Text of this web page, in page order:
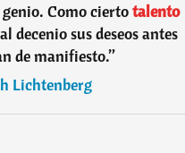
Como ciertotalento
decenio sus deseos antes
de manifiesto.”
Lichtenberg